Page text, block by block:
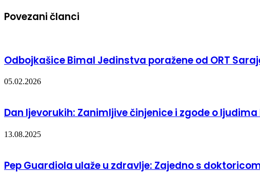
Povezani članci
Odbojkašice Bimal Jedinstva poražene od ORT
05.02.2026
Dan ljevorukih: Zanimljive činjenice i zgode o ljudima
13.08.2025
Pep Guardiola ulaže u zdravlje: Zajedno s